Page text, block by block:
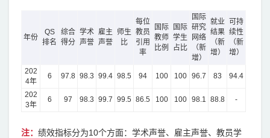
年份
QS
排名
综合
得分
学术
声誉
雇主
声誉
师生
比
每位
教员
引用
率
国际
教师
比例
国际
学生
占比
国际
研究
网络
（新
增）
就业
结果
（新
增）
可持
续性
（新
增）
202
4年
6 97.8 98.3 99.4 98.5 94 100 100 96.7 83 94.4
202
3年
6 97 98.3 99.7 99.5 86.5 100 100 98.1 88.8 -
注： 绩效指标分为10个方面：学术声誉、雇主声誉、教员学